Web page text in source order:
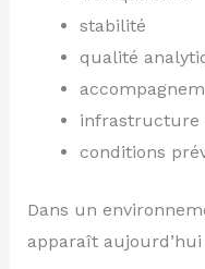
stabilité
qualité
infrastructure
conditions
Dans un
apparaît